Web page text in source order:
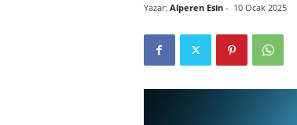
l
Yazar: Alperen Esin- 10 Ocak 2025